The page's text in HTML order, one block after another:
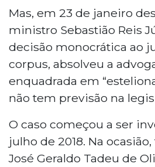
Mas, em 23 de janeiro
ministro Sebastião Reis
decisão monocrática ao
corpus, absolveu a
enquadrada em
não tem previsão na
O caso começou a ser
julho de 2018. Na
José Geraldo Tadeu de